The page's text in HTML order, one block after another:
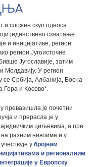
и сложен скуп односа
јединствено схватање
и иницијативе, регион
регион Југоисточне
Југославије, затим
и Молдавију. У регион
се Србија, Албанија, Босна
Гора и Косово*.
превазишла је почетни
и прерасла је у
циљевима, а пре
на разним нивоима и у
у бројним
и регионалним
у Европску